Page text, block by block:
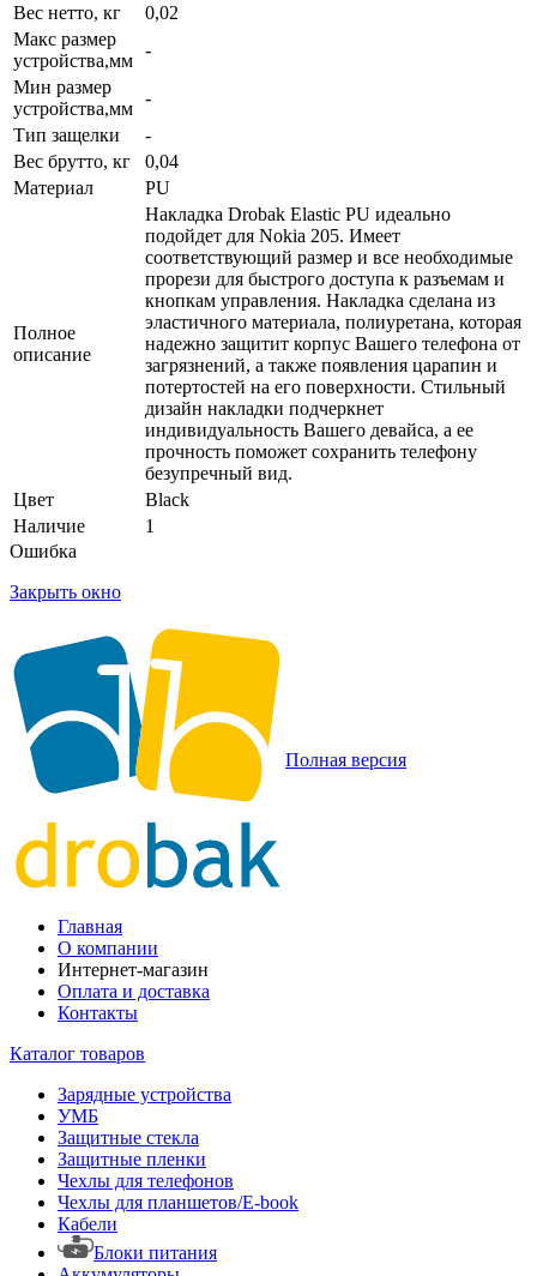
Вес нетто, кг
0,02
Макс размер
устройства,мм
-
Мин размер
устройства,мм
-
Тип защелки
-
Вес брутто, кг
0,04
Материал
PU
Полное
описание
Накладка Drobak Elastic PU идеально
подойдет для Nokia 205. Имеет
соответствующий размер и все необходимые
прорези для быстрого доступа к разъемам и
кнопкам управления. Накладка сделана из
эластичного материала, полиуретана, которая
надежно защитит корпус Вашего телефона от
загрязнений, а также появления царапин и
потертостей на его поверхности. Стильный
дизайн накладки подчеркнет
индивидуальность Вашего девайса, а ее
прочность поможет сохранить телефону
безупречный вид.
Цвет
Black
Наличие
1
Ошибка
Закрыть окно
Полная версия
Главная
О компании
Интернет-магазин
Оплата и доставка
Контакты
Каталог товаров
Зарядные устройства
УМБ
Защитные стекла
Защитные пленки
Чехлы для телефонов
Чехлы для планшетов/E-book
Кабели
Блоки питания